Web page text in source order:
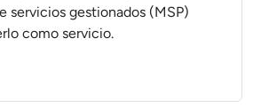
servicios gestionados (MSP)
como servicio.